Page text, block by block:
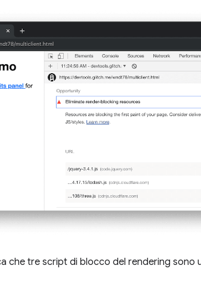
che tre script di blocco del rendering sono